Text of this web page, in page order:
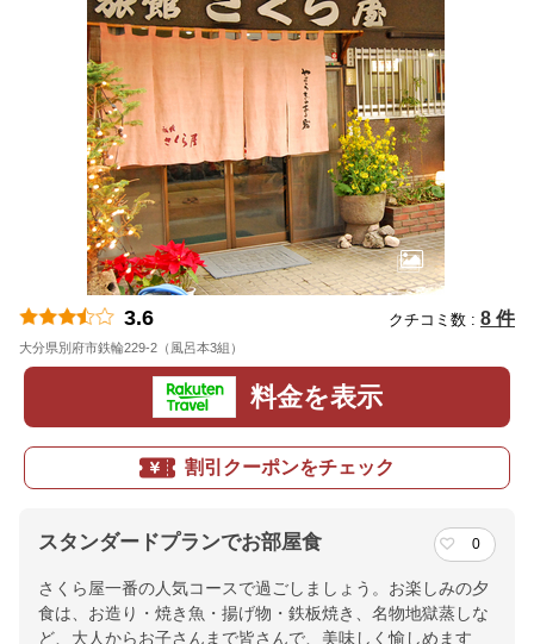
3.6 クチコミ数 : 8 件
大分県別府市鉄輪229-2（風呂本3組）
料金を表示
割引クーポンをチェック
スタンダードプランでお部屋食 0
さくら屋一番の人気コースで過ごしましょう。お楽しみの夕
食は、お造り・焼き魚・揚げ物・鉄板焼き、名物地獄蒸しな
ど、大人からお子さんまで皆さんで、美味しく愉しめます